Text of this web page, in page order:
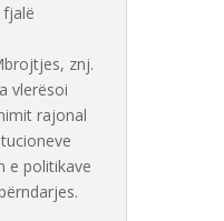
znj.
vlerësoi
rajonal
e politikave